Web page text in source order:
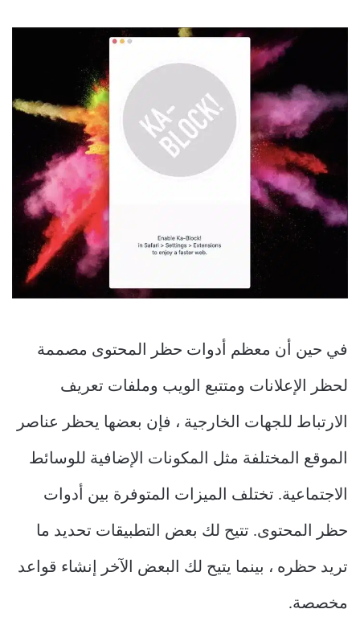
في حين أن معظم أدوات حظر المحتوى مصممة
لحظر الإعلانات ومتتبع الويب وملفات تعريف
الارتباط للجهات الخارجية ، فإن بعضها يحظر عناصر
الموقع المختلفة مثل المكونات الإضافية للوسائط
الاجتماعية. تختلف الميزات المتوفرة بين أدوات
حظر المحتوى. تتيح لك بعض التطبيقات تحديد ما
تريد حظره ، بينما يتيح لك البعض الآخر إنشاء قواعد
مخصصة.